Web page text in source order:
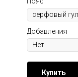
Добавления
Купить